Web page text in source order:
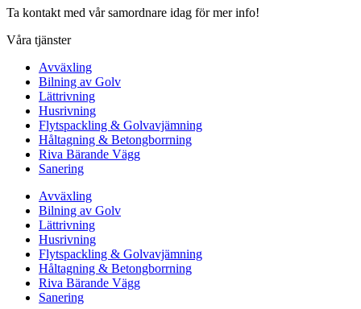
Ta kontakt med vår samordnare idag för mer info!
Våra tjänster
Avväxling
Bilning av Golv
Lättrivning
Husrivning
Flytspackling & Golvavjämning
Håltagning & Betongborrning
Riva Bärande Vägg
Sanering
Avväxling
Bilning av Golv
Lättrivning
Husrivning
Flytspackling & Golvavjämning
Håltagning & Betongborrning
Riva Bärande Vägg
Sanering